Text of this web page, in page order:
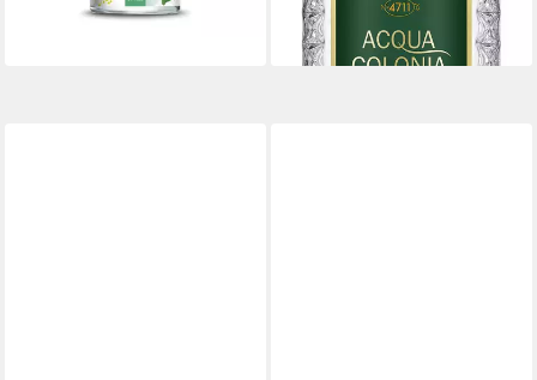
-18%
lieferbar - in 5-6 Werktagen bei dir